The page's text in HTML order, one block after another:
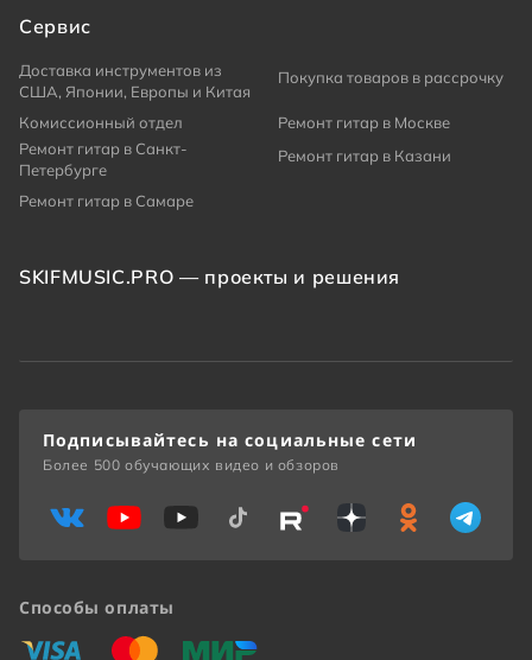
Сервис
Доставка инструментов из
США, Японии, Европы и Китая
Покупка товаров в рассрочку
Комиссионный отдел
Ремонт гитар в Москве
Ремонт гитар в Санкт-
Петербурге
Ремонт гитар в Казани
Ремонт гитар в Самаре
SKIFMUSIC.PRO — проекты и решения
Способы оплаты
«Виза» «Мастеркард»
«Мир»
Подписывайтесь на социальные сети
Более 500 обучающих видео и обзоров